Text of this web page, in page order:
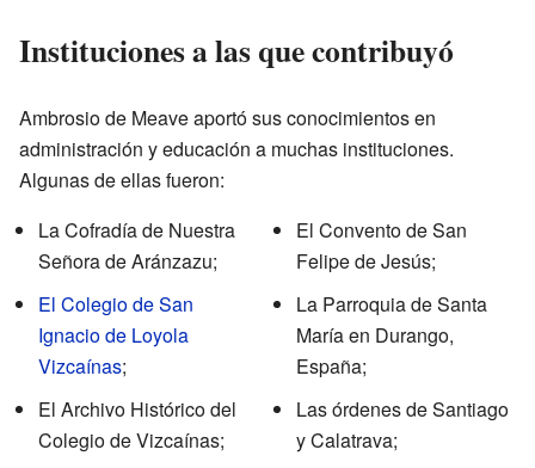
Instituciones a las que contribuyó
Ambrosio de Meave aportó sus conocimientos en
administración y educación a muchas instituciones.
Algunas de ellas fueron:
La Cofradía de Nuestra
Señora de Aránzazu;
El Colegio de San
Ignacio de Loyola
Vizcaínas;
El Archivo Histórico del
Colegio de Vizcaínas;
El Convento de San
Felipe de Jesús;
La Parroquia de Santa
María en Durango,
España;
Las órdenes de Santiago
y Calatrava;